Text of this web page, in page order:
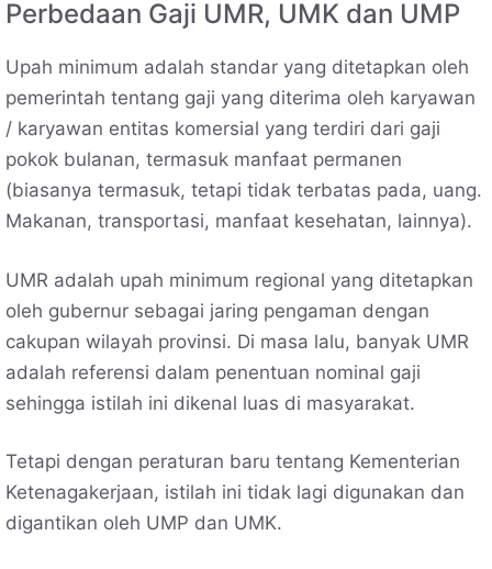
Perbedaan Gaji UMR, UMK dan UMP
Upah minimum adalah standar yang ditetapkan oleh
pemerintah tentang gaji yang diterima oleh karyawan
/ karyawan entitas komersial yang terdiri dari gaji
pokok bulanan, termasuk manfaat permanen
(biasanya termasuk, tetapi tidak terbatas pada, uang.
Makanan, transportasi, manfaat kesehatan, lainnya).
UMR adalah upah minimum regional yang ditetapkan
oleh gubernur sebagai jaring pengaman dengan
cakupan wilayah provinsi. Di masa lalu, banyak UMR
adalah referensi dalam penentuan nominal gaji
sehingga istilah ini dikenal luas di masyarakat.
Tetapi dengan peraturan baru tentang Kementerian
Ketenagakerjaan, istilah ini tidak lagi digunakan dan
digantikan oleh UMP dan UMK.